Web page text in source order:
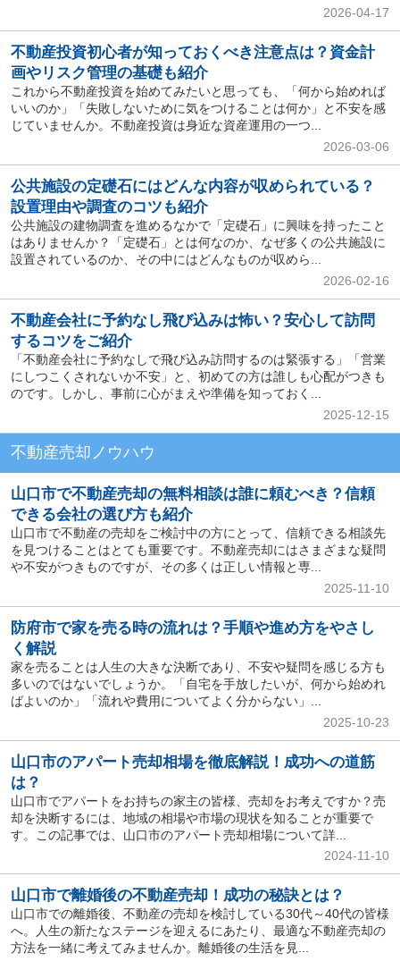
2026-04-17
不動産投資初心者が知っておくべき注意点は？資金計
画やリスク管理の基礎も紹介
これから不動産投資を始めてみたいと思っても、「何から始めれば
いいのか」「失敗しないために気をつけることは何か」と不安を感
じていませんか。不動産投資は身近な資産運用の一つ...
2026-03-06
公共施設の定礎石にはどんな内容が収められている？
設置理由や調査のコツも紹介
公共施設の建物調査を進めるなかで「定礎石」に興味を持ったこと
はありませんか？「定礎石」とは何なのか、なぜ多くの公共施設に
設置されているのか、その中にはどんなものが収めら...
2026-02-16
不動産会社に予約なし飛び込みは怖い？安心して訪問
するコツをご紹介
「不動産会社に予約なしで飛び込み訪問するのは緊張する」「営業
にしつこくされないか不安」と、初めての方は誰しも心配がつきも
のです。しかし、事前に心がまえや準備を知っておく...
2025-12-15
不動産売却ノウハウ
山口市で不動産売却の無料相談は誰に頼むべき？信頼
できる会社の選び方も紹介
山口市で不動産の売却をご検討中の方にとって、信頼できる相談先
を見つけることはとても重要です。不動産売却にはさまざまな疑問
や不安がつきものですが、その多くは正しい情報と専...
2025-11-10
防府市で家を売る時の流れは？手順や進め方をやさし
く解説
家を売ることは人生の大きな決断であり、不安や疑問を感じる方も
多いのではないでしょうか。「自宅を手放したいが、何から始めれ
ばよいのか」「流れや費用についてよく分からない」...
2025-10-23
山口市のアパート売却相場を徹底解説！成功への道筋
は？
山口市でアパートをお持ちの家主の皆様、売却をお考えですか？売
却を決断するには、地域の相場や市場の現状を知ることが重要で
す。この記事では、山口市のアパート売却相場について詳...
2024-11-10
山口市で離婚後の不動産売却！成功の秘訣とは？
山口市での離婚後、不動産の売却を検討している30代～40代の皆様
へ。人生の新たなステージを迎えるにあたり、最適な不動産売却の
方法を一緒に考えてみませんか。離婚後の生活を見...